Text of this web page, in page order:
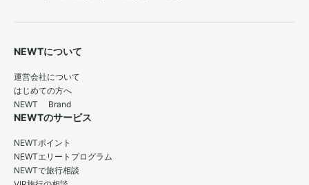
NEWTについて
運営会社について
はじめての方へ
NEWT Brand
NEWTのサービス
NEWTポイント
NEWTエリートプログラム
NEWTで旅行相談